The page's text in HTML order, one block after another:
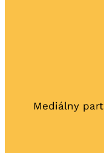
Mediálny